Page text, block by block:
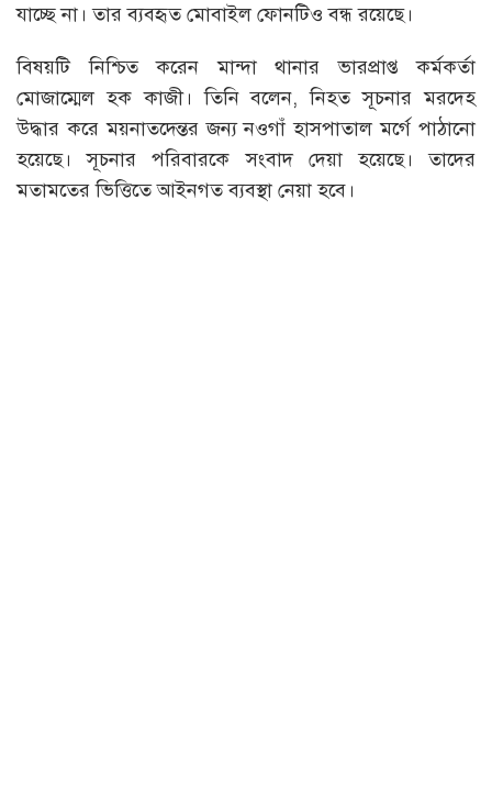
যাচ্ছে না। তার ব্যবহৃত মোবাইল ফোনটিও বন্ধ রয়েছে।
বিষয়টি নিশ্চিত করেন মান্দা থানার ভারপ্রাপ্ত কর্মকর্তা
মোজাম্মেল হক কাজী। তিনি বলেন, নিহত সূচনার মরদেহ
উদ্ধার করে ময়নাতদেন্তর জন্য নওগাঁ হাসপাতাল মর্গে পাঠানো
হয়েছে। সূচনার পরিবারকে সংবাদ দেয়া হয়েছে। তাদের
মতামতের ভিত্তিতে আইনগত ব্যবস্থা নেয়া হবে।